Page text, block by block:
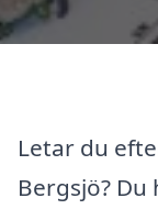
Letar du
Bergsjö?